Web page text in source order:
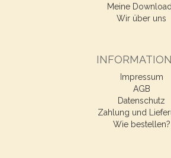
Meine
Wir über uns
Impressum
AGB
Datenschutz
Zahlung und
Wie bestellen?